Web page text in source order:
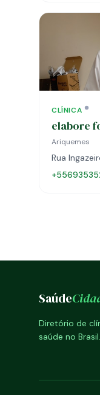
CLÍNICA
elabore
Ariquemes
Rua
Saúde
Diretório de
saúde no Brasil.